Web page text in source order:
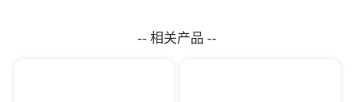
-- 相关产品 --